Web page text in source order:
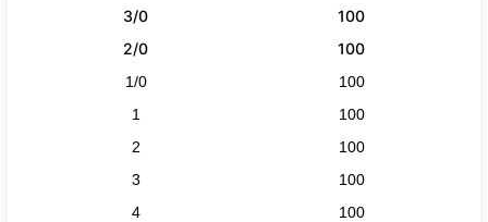
3/0
100
2/0
100
1/0
100
1
100
2
100
3
100
4
100